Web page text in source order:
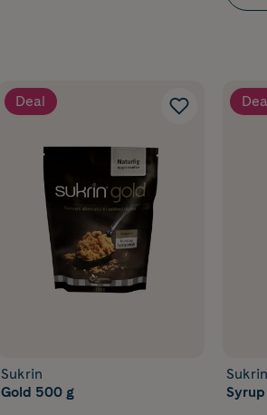
Deal
Sukrin
Gold 500 g
Sukrin